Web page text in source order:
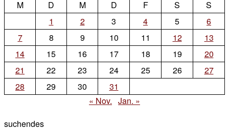
M
D M D F S
S
1
2 3 4 5
6
7
8 9 10 11 12
13
14
15 16 17 18 19
20
21
22 23 24 25 26
27
28
29 30
31
« Nov. Jan. »
suchendes